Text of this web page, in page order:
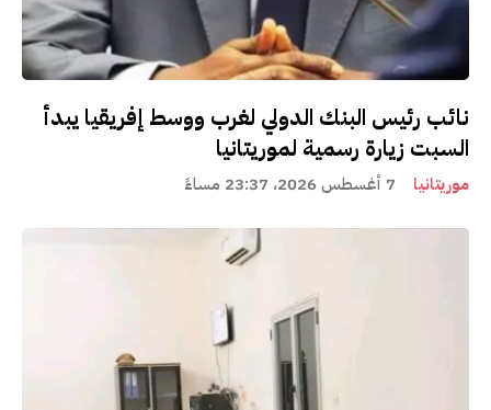
نائب رئيس البنك الدولي لغرب ووسط إفريقيا يبدأ
السبت زيارة رسمية لموريتانيا
موريتانيا 7 أغسطس 2026، 23:37 مساءً